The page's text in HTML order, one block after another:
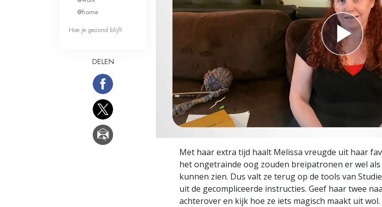
Wat is Grootheid?
Met haar extra tijd haalt Melissa vreugde uit haar
het ongetrainde oog zouden breipatronen er wel
kunnen zien. Dus valt ze terug op de tools van
uit de gecompliceerde instructies. Geef haar twee
achterover en kijk hoe ze iets magisch maakt uit wol.
@home
Hoe je gezond blijft
DELEN